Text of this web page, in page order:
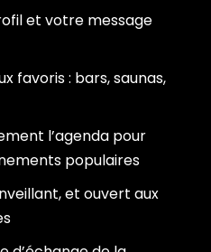
et votre message
favoris : bars, saunas,
l’agenda pour
populaires
et ouvert aux